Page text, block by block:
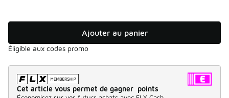
Ajouter au panier
Éligible aux codes promo
Cet article vous permet de gagner points